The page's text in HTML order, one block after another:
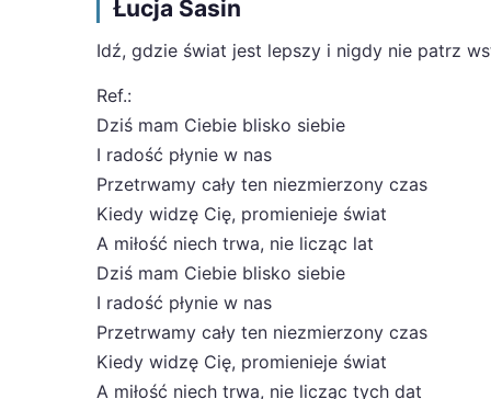
Łucja Sasin
Idź, gdzie świat jest lepszy i nigdy nie patrz
Ref.:
Dziś mam Ciebie blisko siebie
I radość płynie w nas
Przetrwamy cały ten niezmierzony czas
Kiedy widzę Cię, promienieje świat
A miłość niech trwa, nie licząc lat
Dziś mam Ciebie blisko siebie
I radość płynie w nas
Przetrwamy cały ten niezmierzony czas
Kiedy widzę Cię, promienieje świat
A miłość niech trwa, nie licząc tych dat